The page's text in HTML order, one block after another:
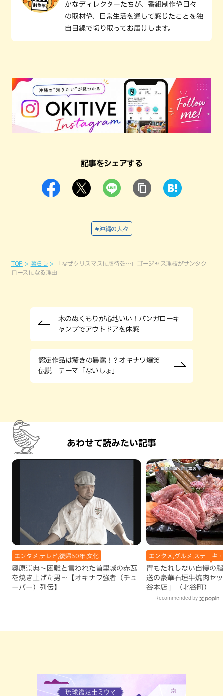
かなディレクターたちが、番組制作や日々
の取材や、日常生活を通して感じたことを独
自目線で切り取ってお届けします。
記事をシェアする
#沖縄の人々
TOP 暮らし
「なぜクリスマスに虐待を…」ゴージャス理枝がサンタク
ロースになる理由
木のぬくもりが心地いい！バンガローキ
ャンプでアウトドアを体感
認定作品は驚きの暴露！？オキナワ爆笑
伝説 テーマ「ないしょ」
あわせて読みたい記事
エンタメ,テレビ,復帰50年,文化
奥原崇典～困難と言われた首里城の赤瓦
を焼き上げた男～【オキナワ強者（チュ
ーバー）列伝】
エンタメ,グルメ,ステーキ
胃もたれしない自慢の
送の豪華石垣牛焼肉セ
谷本店 」（北谷町）
Recommended by